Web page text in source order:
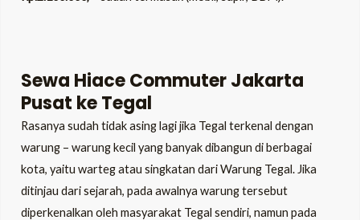
Sewa Hiace Commuter Jakarta
Pusat ke Tegal
Rasanya sudah tidak asing lagi jika Tegal terkenal dengan
warung – warung kecil yang banyak dibangun di berbagai
kota, yaitu warteg atau singkatan dari Warung Tegal. Jika
ditinjau dari sejarah, pada awalnya warung tersebut
diperkenalkan oleh masyarakat Tegal sendiri, namun pada